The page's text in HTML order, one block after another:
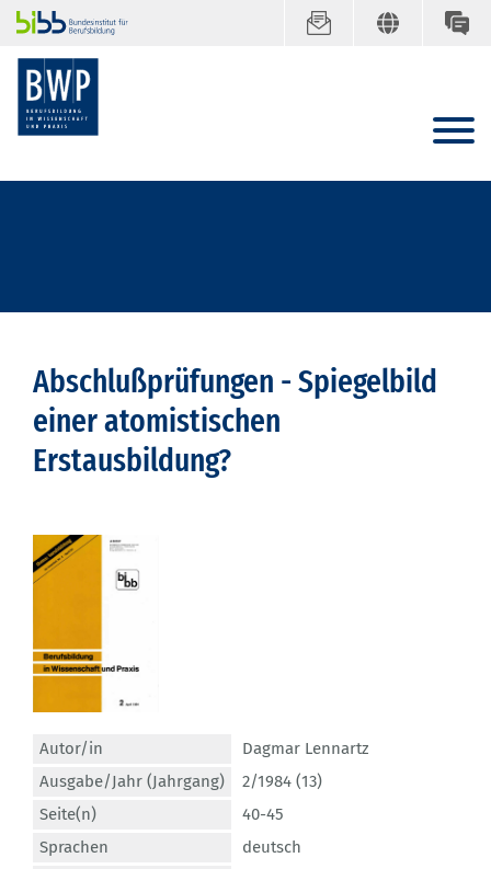
Abschlußprüfungen - Spiegelbild
einer atomistischen
Erstausbildung?
Autor/in
Dagmar Lennartz
Ausgabe/Jahr (Jahrgang)
2/1984 (13)
Seite(n)
40-45
Sprachen
deutsch